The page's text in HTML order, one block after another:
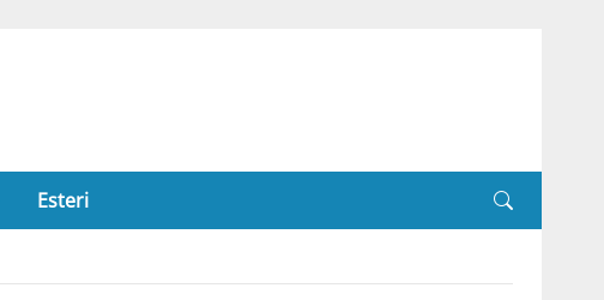
Esteri